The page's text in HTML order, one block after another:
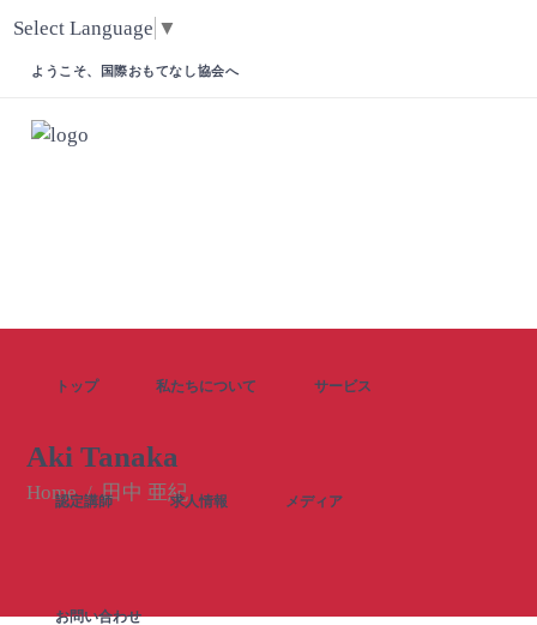
Select Language ▼
ようこそ、国際おもてなし協会へ
トップ 私たちについて サービス
認定講師 求人情報 メディア
お問い合わせ
Aki Tanaka
Home/田中 亜紀